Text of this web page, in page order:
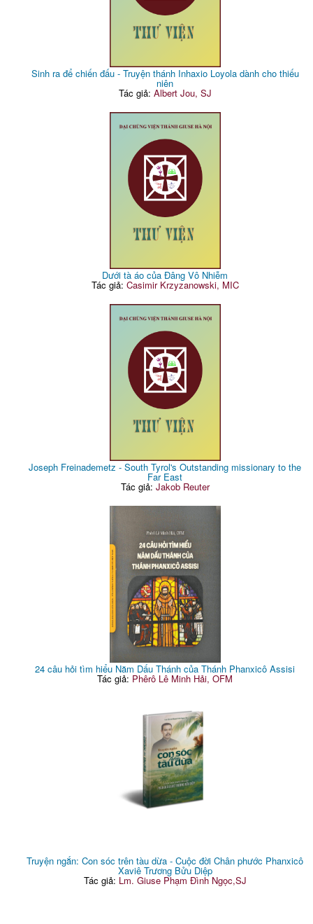
Sinh ra để chiến đấu - Truyện thánh Inhaxio Loyola dành cho thiếu
niên
Tác giả: Albert Jou, SJ
Dưới tà áo của Đâng Vô Nhiễm
Tác giả: Casimir Krzyzanowski, MIC
Joseph Freinademetz - South Tyrol's Outstanding missionary to the
Far East
Tác giả: Jakob Reuter
24 câu hỏi tìm hiểu Năm Dấu Thánh của Thánh Phanxicô Assisi
Tác giả: Phêrô Lê Minh Hải, OFM
Truyện ngắn: Con sóc trên tàu dừa - Cuộc đời Chân phước Phanxicô
Xaviê Trương Bửu Diệp
Tác giả: Lm. Giuse Phạm Đình Ngọc,SJ